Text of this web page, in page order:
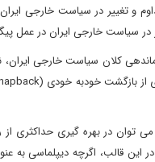
و تغییر در سیاست خارجی
کلان سیاست خارجی ایران،
در بهره گیری حداکثری از
قالب، اگرچه دیپلماسی به